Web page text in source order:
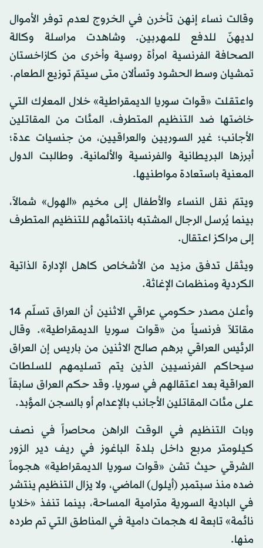
وقالت نساء إنهن تأخرن في الخروج لعدم توفر الأموال
لديهنّ للدفع للمهربين. وشاهدت مراسلة وكالة
الصحافة الفرنسية امرأة روسية وأخرى من كازاخستان
تمشيان وسط الحشود وتسألان متى سيتمّ توزيع الطعام.
واعتقلت «قوات سوريا الديمقراطية» خلال المعارك التي
خاضتها ضد التنظيم المتطرف، المئات من المقاتلين
الأجانب؛ غير السوريين والعراقيين، من جنسيات عدة؛
أبرزها البريطانية والفرنسية والألمانية. وطالبت الدول
المعنية باستعادة مواطنيها.
ويتمّ نقل النساء والأطفال إلى مخيم «الهول» شمالاً،
بينما يُرسل الرجال المشتبه بانتمائهم للتنظيم المتطرف
إلى مراكز اعتقال.
ويثقل تدفق مزيد من الأشخاص كاهل الإدارة الذاتية
الكردية ومنظمات الإغاثة.
وأعلن مصدر حكومي عراقي الاثنين أن العراق تسلّم 14
مقاتلاً فرنسياً من «قوات سوريا الديمقراطية». وقال
الرئيس العراقي برهم صالح الاثنين من باريس إن العراق
سيحاكم الفرنسيين الذين يتم تسليمهم للسلطات
العراقية بعد اعتقالهم في سوريا. وقد حكم العراق سابقاً
على مئات المقاتلين الأجانب بالإعدام أو بالسجن المؤبد.
وبات التنظيم في الوقت الراهن محاصراً في نصف
كيلومتر مربع داخل بلدة الباغوز في ريف دير الزور
الشرقي حيث تشن «قوات سوريا الديمقراطية» هجوماً
ضده منذ سبتمبر (أيلول) الماضي، ولا يزال التنظيم ينتشر
في البادية السورية مترامية المساحة، بينما تنفذ «خلايا
نائمة» تابعة له هجمات دامية في المناطق التي تم طرده
منها.